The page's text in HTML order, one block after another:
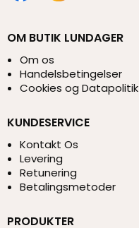
OM BUTIK LUNDAGER
Om os
Handelsbetingelser
Cookies og Datapolitik
KUNDESERVICE
Kontakt Os
Levering
Retunering
Betalingsmetoder
PRODUKTER